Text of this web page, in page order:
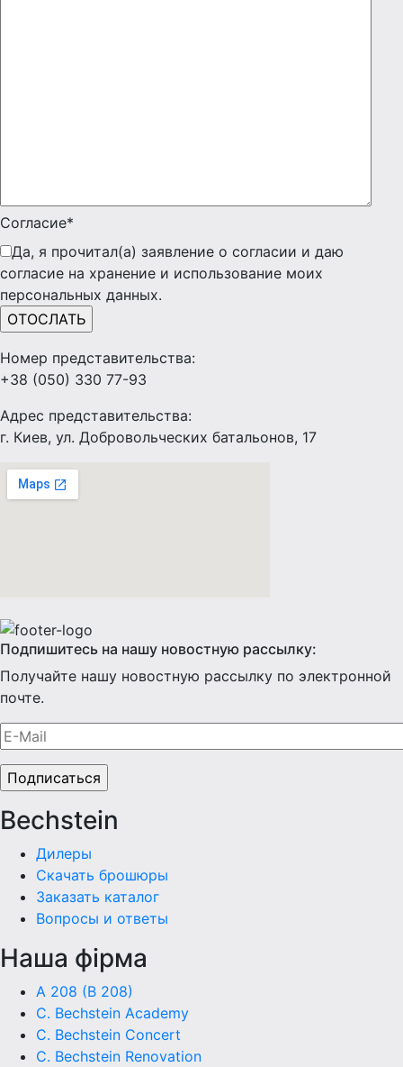
Согласие*
Да, я прочитал(а) заявление о согласии и даю
согласие на хранение и использование моих
персональных данных.
Номер представительства:
+38 (050) 330 77-93
Адрес представительства:
г. Киев, ул. Добровольческих батальонов, 17
Подпишитесь на нашу новостную рассылку:
Получайте нашу новостную рассылку по электронной
почте.
Bechstein
Дилеры
Скачать брошюры
Заказать каталог
Вопросы и ответы
Наша фiрма
A 208 (B 208)
C. Bechstein Academy
C. Bechstein Concert
C. Bechstein Renovation